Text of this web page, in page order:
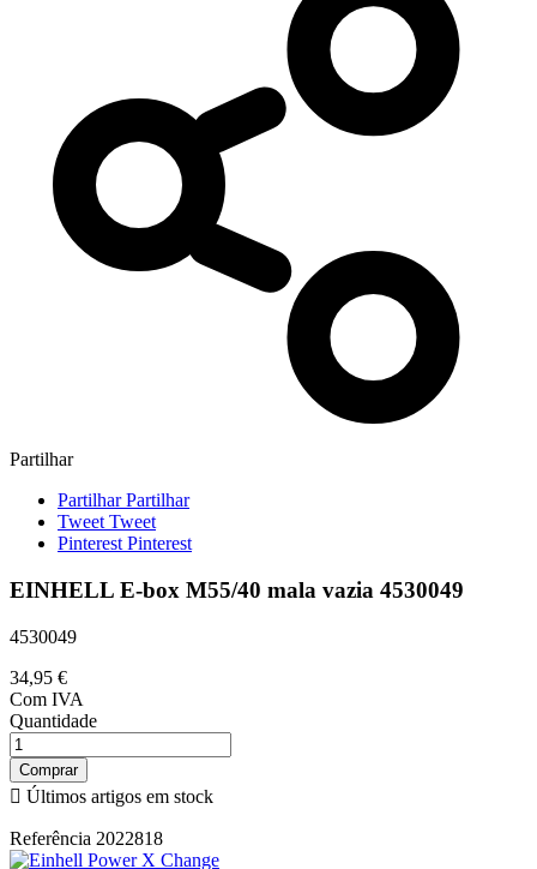
Partilhar
PartilharPartilhar
Tweet Tweet
Pinterest Pinterest
EINHELL E-box M55/40 mala vazia 4530049
4530049
34,95 €
Com IVA
Quantidade
Comprar
 Últimos artigos em stock
Referência 2022818